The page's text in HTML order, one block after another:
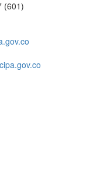
(601)